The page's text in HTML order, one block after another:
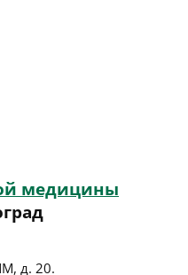
медицины
д. 20.